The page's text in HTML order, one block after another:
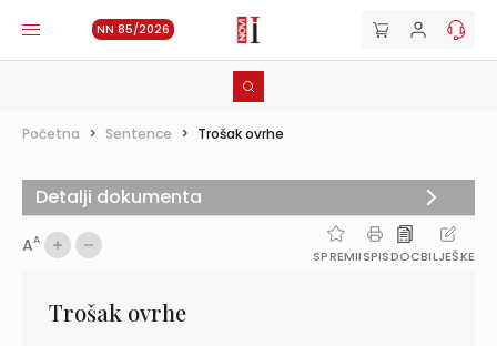
NN 85/2026
Početna > Sentence > Trošak ovrhe
AA
SPREMIISPISDOCBILJEŠKE
Trošak ovrhe
Detalji dokumenta